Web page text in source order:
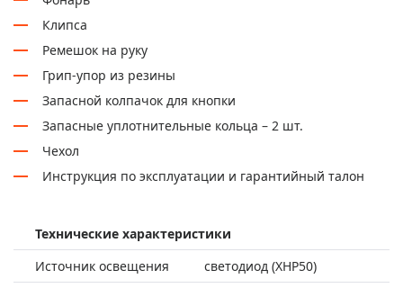
Клипса
Ремешок на руку
Грип-упор из резины
Запасной колпачок для кнопки
Запасные уплотнительные кольца – 2 шт.
Чехол
Инструкция по эксплуатации и гарантийный талон
Технические характеристики
Источник освещения
светодиод (XHP50)